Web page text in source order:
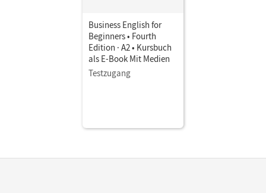
Business English for
Beginners • Fourth
Edition · A2 • Kursbuch
als E-Book Mit Medien
Testzugang